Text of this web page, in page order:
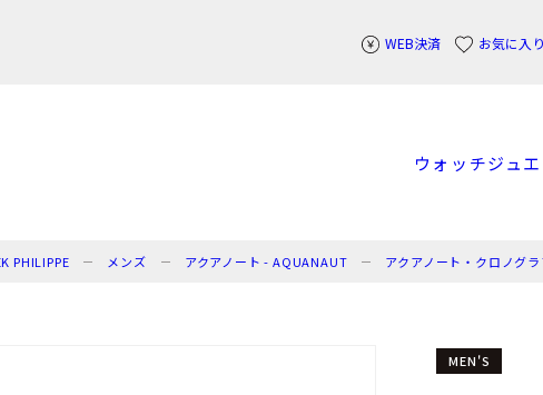
WEB決済 お気に入り
ウォッチジュ
PHILIPPE メンズ アクアノート - AQUANAUT アクアノート・クロノグラ
MEN'S